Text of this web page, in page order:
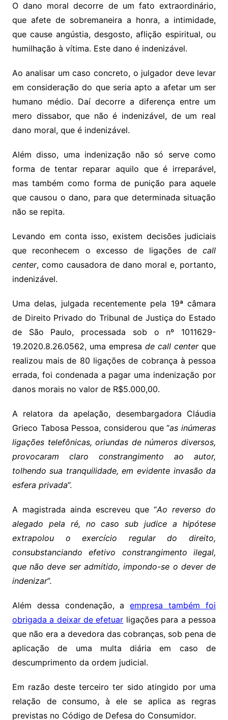
O dano moral decorre de um fato extraordinário,
que afete de sobremaneira a honra, a intimidade,
que cause angústia, desgosto, aflição espiritual, ou
humilhação à vítima. Este dano é indenizável.
Ao analisar um caso concreto, o julgador deve levar
em consideração do que seria apto a afetar um ser
humano médio. Daí decorre a diferença entre um
mero dissabor, que não é indenizável, de um real
dano moral, que é indenizável.
Além disso, uma indenização não só serve como
forma de tentar reparar aquilo que é irreparável,
mas também como forma de punição para aquele
que causou o dano, para que determinada situação
não se repita.
Levando em conta isso, existem decisões judiciais
que reconhecem o excesso de ligações decall
center, como causadora de dano moral e, portanto,
indenizável.
Uma delas, julgada recentemente pela 19ª câmara
de Direito Privado do Tribunal de Justiça do Estado
de São Paulo, processada sob o nº 1011629-
19.2020.8.26.0562, uma empresa de call centerque
realizou mais de 80 ligações de cobrança à pessoa
errada, foi condenada a pagar uma indenização por
danos morais no valor de R$5.000,00.
A relatora da apelação, desembargadora Cláudia
Grieco Tabosa Pessoa, considerou que “as inúmeras
ligações telefônicas, oriundas de números diversos,
provocaram claro constrangimento ao autor,
tolhendo sua tranquilidade, em evidente invasão da
esfera privada”.
A magistrada ainda escreveu que “Ao reverso do
alegado pela ré, no caso sub judice a hipótese
extrapolou o exercício regular do direito,
consubstanciando efetivo constrangimento ilegal,
que não deve ser admitido, impondo-se o dever de
indenizar”.
Além dessa condenação, aempresa também foi
obrigada a deixar de efetuar ligações para a pessoa
que não era a devedora das cobranças, sob pena de
aplicação de uma multa diária em caso de
descumprimento da ordem judicial.
Em razão deste terceiro ter sido atingido por uma
relação de consumo, à ele se aplica as regras
previstas no Código de Defesa do Consumidor.